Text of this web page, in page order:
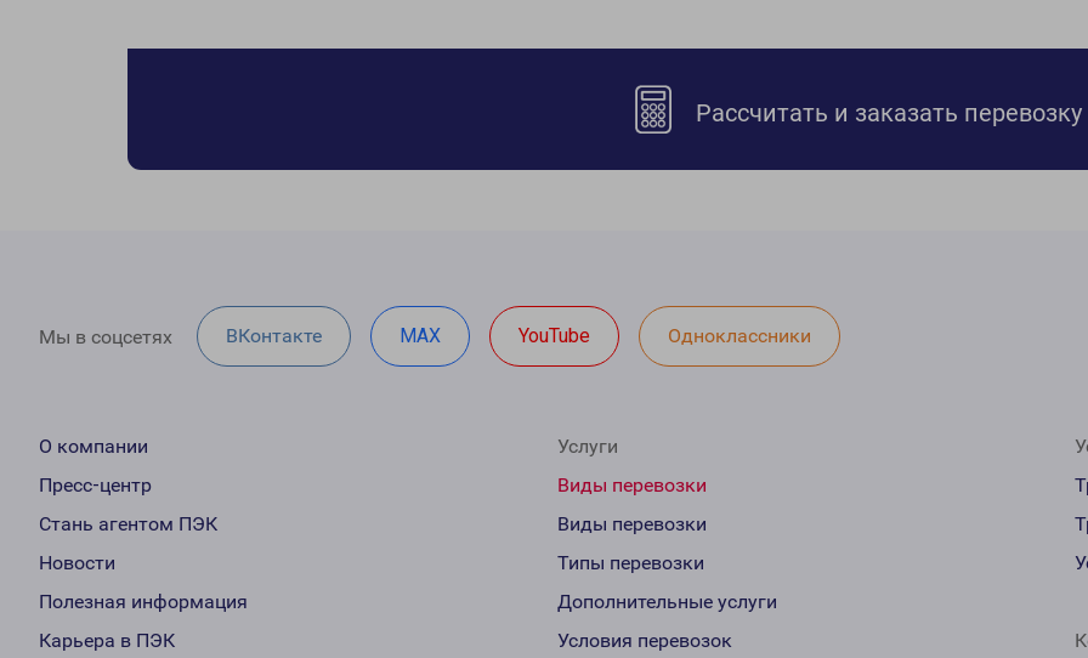
Рассчитать и заказать перевозку
Мы в соцсетях ВКонтакте MAX YouTube Одноклассники
О компании
Пресс-центр
Стань агентом ПЭК
Новости
Полезная информация
Карьера в ПЭК
Услуги
Виды перевозки
Виды перевозки
Типы перевозки
Дополнительные услуги
Условия перевозок